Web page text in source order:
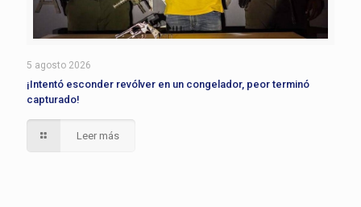
5 agosto 2026
¡Intentó esconder revólver en un congelador, peor terminó
capturado!
Leer más